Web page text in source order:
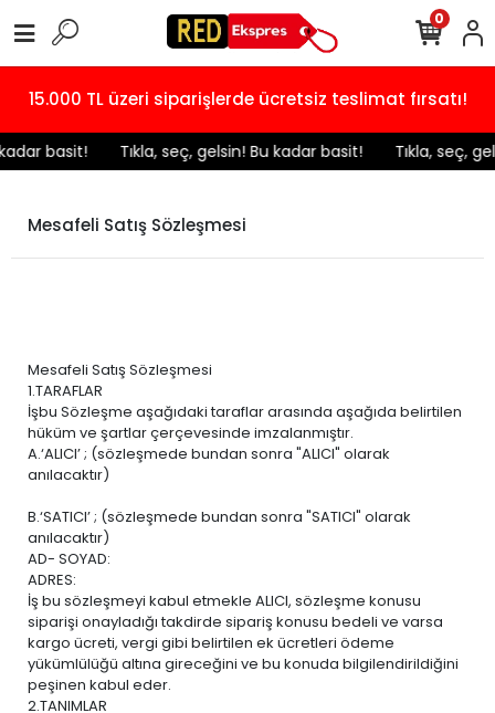
15.000 TL üzeri siparişlerde ücretsiz teslimat fırsatı!
basit! ️ Tıkla, seç, gelsin! Bu kadar basit! Tıkla, seç,
0
Mesafeli Satış Sözleşmesi
Mesafeli Satış Sözleşmesi
1.TARAFLAR
İşbu Sözleşme aşağıdaki taraflar arasında aşağıda belirtilen
hüküm ve şartlar çerçevesinde imzalanmıştır.
A.‘ALICI’ ; (sözleşmede bundan sonra "ALICI" olarak
anılacaktır)
B.‘SATICI’ ; (sözleşmede bundan sonra "SATICI" olarak
anılacaktır)
AD- SOYAD:
ADRES:
İş bu sözleşmeyi kabul etmekle ALICI, sözleşme konusu
siparişi onayladığı takdirde sipariş konusu bedeli ve varsa
kargo ücreti, vergi gibi belirtilen ek ücretleri ödeme
yükümlülüğü altına gireceğini ve bu konuda bilgilendirildiğini
peşinen kabul eder.
2.TANIMLAR